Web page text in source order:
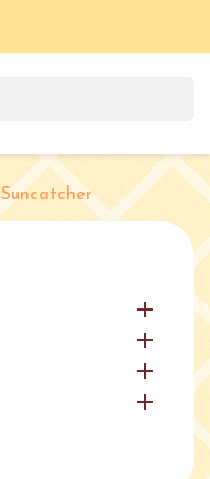
Suncatcher



